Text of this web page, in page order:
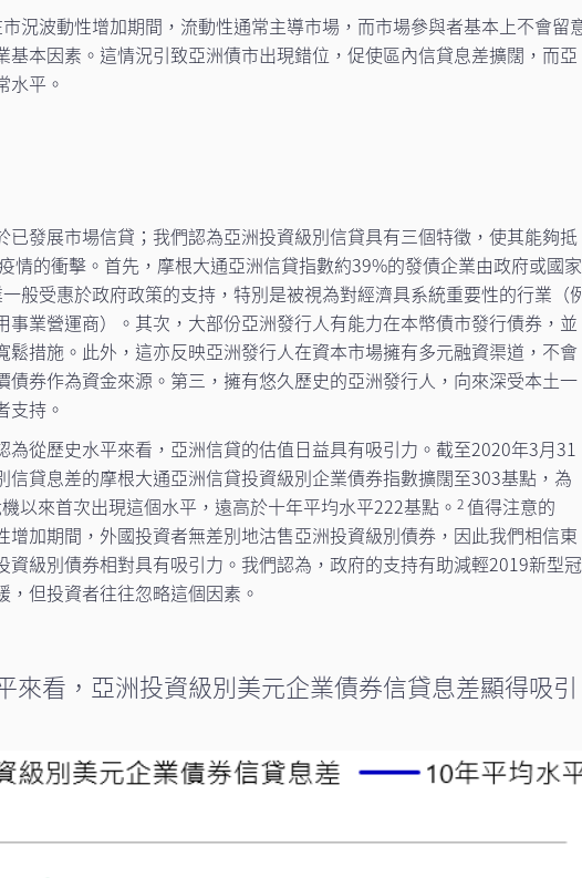
況波動性增加期間，流動性通常主導市場，而市場參與者基本上不會留
基本因素。這情況引致亞洲債市出現錯位，促使區內信貸息差擴闊，而亞
水平。
已發展市場信貸；我們認為亞洲投資級別信貸具有三個特徵，使其能夠抵
情的衝擊。首先，摩根大通亞洲信貸指數約39%的發債企業由政府或國家
般受惠於政府政策的支持，特別是被視為對經濟具系統重要性的行業（
事業營運商）。其次，大部份亞洲發行人有能力在本幣債市發行債券，並
鬆措施。此外，這亦反映亞洲發行人在資本市場擁有多元融資渠道，不會
債券作為資金來源。第三，擁有悠久歷史的亞洲發行人，向來深受本土一
支持。
為從歷史水平來看，亞洲信貸的估值日益具有吸引力。截至2020年3月31
信貸息差的摩根大通亞洲信貸投資級別企業債券指數擴闊至303基點，為
以來首次出現這個水平，遠高於十年平均水平222基點。2值得注意的
增加期間，外國投資者無差別地沽售亞洲投資級別債券，因此我們相信東
資級別債券相對具有吸引力。我們認為，政府的支持有助減輕2019新型冠
，但投資者往往忽略這個因素。
來看，亞洲投資級別美元企業債券信貸息差顯得吸引